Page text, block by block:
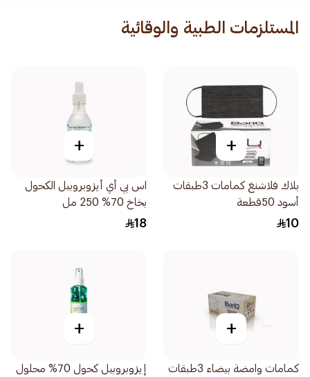
المستلزمات الطبية والوقائية
+
بلاك فلاشنغ كمامات 3طبقات
أسود 50قطعة
10
+
اس بي أي أيزوبروبيل الكحول
بخاخ 70% 250 مل
18
+
كمامات وامضة بيضاء 3طبقات
+
إيزوبروبيل كحول 70% محلول